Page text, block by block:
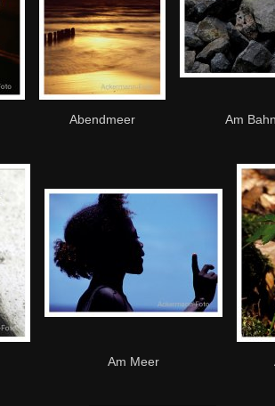
Abendmeer Am
Am Meer